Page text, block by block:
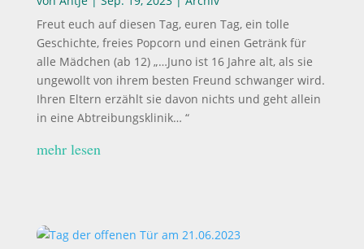
Freut euch auf diesen Tag, euren Tag, ein tolle
Geschichte, freies Popcorn und einen Getränk für
alle Mädchen (ab 12) „…Juno ist 16 Jahre alt, als sie
ungewollt von ihrem besten Freund schwanger wird.
Ihren Eltern erzählt sie davon nichts und geht allein
in eine Abtreibungsklinik… “
mehr lesen